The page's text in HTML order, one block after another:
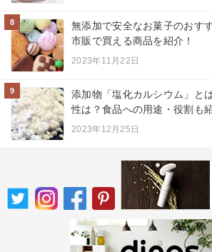
8
無添加で安全なお菓子のおす
市販で買える商品を紹介！
2023年11月22日
9
添加物「塩化カルシウム」と
性は？食品への用途・役割も
2023年12月25日